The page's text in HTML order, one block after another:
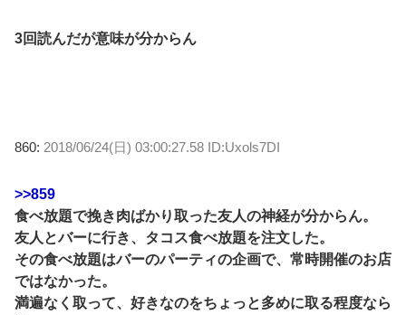
3回読んだが意味が分からん
860: 2018/06/24(日) 03:00:27.58 ID:Uxols7DI
>>859
食べ放題で挽き肉ばかり取った友人の神経が分からん。
友人とバーに行き、タコス食べ放題を注文した。
その食べ放題はバーのパーティの企画で、常時開催のお店
ではなかった。
満遍なく取って、好きなのをちょっと多めに取る程度なら